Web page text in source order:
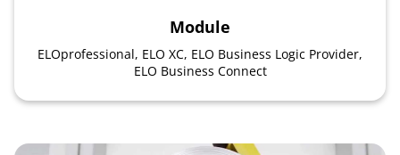
Module
ELOprofessional, ELO XC, ELO Business Logic Provider,
ELO Business Connect